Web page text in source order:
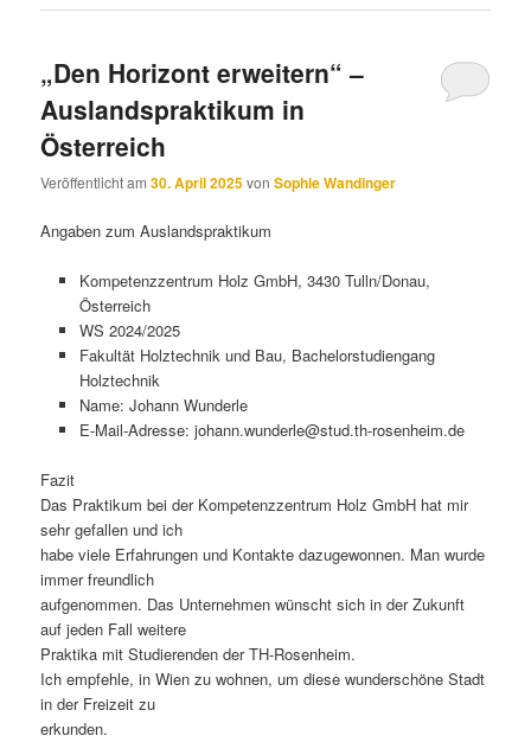
„Den Horizont erweitern“ –
Auslandspraktikum in
Österreich
Veröffentlicht am30. April 2025vonSophie Wandinger
Angaben zum Auslandspraktikum
Kompetenzzentrum Holz GmbH, 3430 Tulln/Donau,
Österreich
WS 2024/2025
Fakultät Holztechnik und Bau, Bachelorstudiengang
Holztechnik
Name: Johann Wunderle
E-Mail-Adresse: johann.wunderle@stud.th-rosenheim.de
Fazit
Das Praktikum bei der Kompetenzzentrum Holz GmbH hat mir
sehr gefallen und ich
habe viele Erfahrungen und Kontakte dazugewonnen. Man wurde
immer freundlich
aufgenommen. Das Unternehmen wünscht sich in der Zukunft
auf jeden Fall weitere
Praktika mit Studierenden der TH-Rosenheim.
Ich empfehle, in Wien zu wohnen, um diese wunderschöne Stadt
in der Freizeit zu
erkunden.